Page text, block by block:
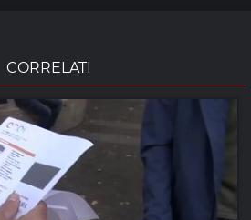
CORRELATI